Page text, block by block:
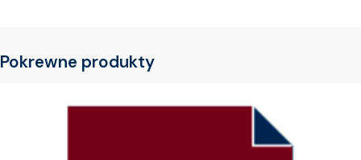
Pokrewne produkty